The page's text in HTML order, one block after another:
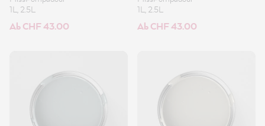
1L, 2.5L
Ab CHF 43.00
1L, 2.5L
Ab CHF 43.00